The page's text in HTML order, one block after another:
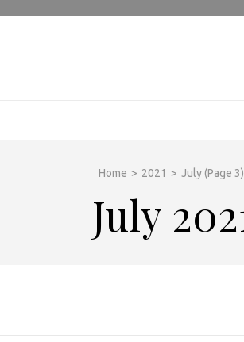
Home > 2021 > July(Page 3)
July